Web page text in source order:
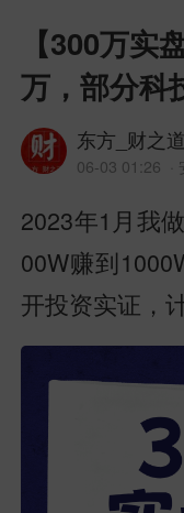
【300万实
万，部分科
东方_财之道
06-03 01:26
2023年1月我
00W赚到
开投资实证，